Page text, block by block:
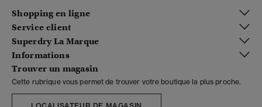
Shopping en ligne
Service client
Superdry La Marque
Informations
Trouver un magasin
Cette rubrique vous permet de trouver votre boutique la plus proche.
LOCALISATEUR DE MAGASIN